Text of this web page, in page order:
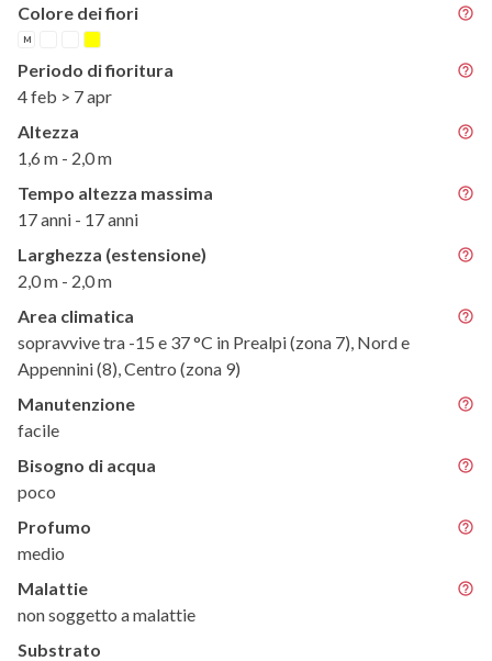
Colore dei fiori
M
Periodo di fioritura
4 feb > 7 apr
Altezza
1,6 m - 2,0 m
Tempo altezza massima
17 anni - 17 anni
Larghezza (estensione)
2,0 m - 2,0 m
Area climatica
sopravvive tra -15 e 37 °C in Prealpi (zona 7), Nord e
Appennini (8), Centro (zona 9)
Manutenzione
facile
Bisogno di acqua
poco
Profumo
medio
Malattie
non soggetto a malattie
Substrato